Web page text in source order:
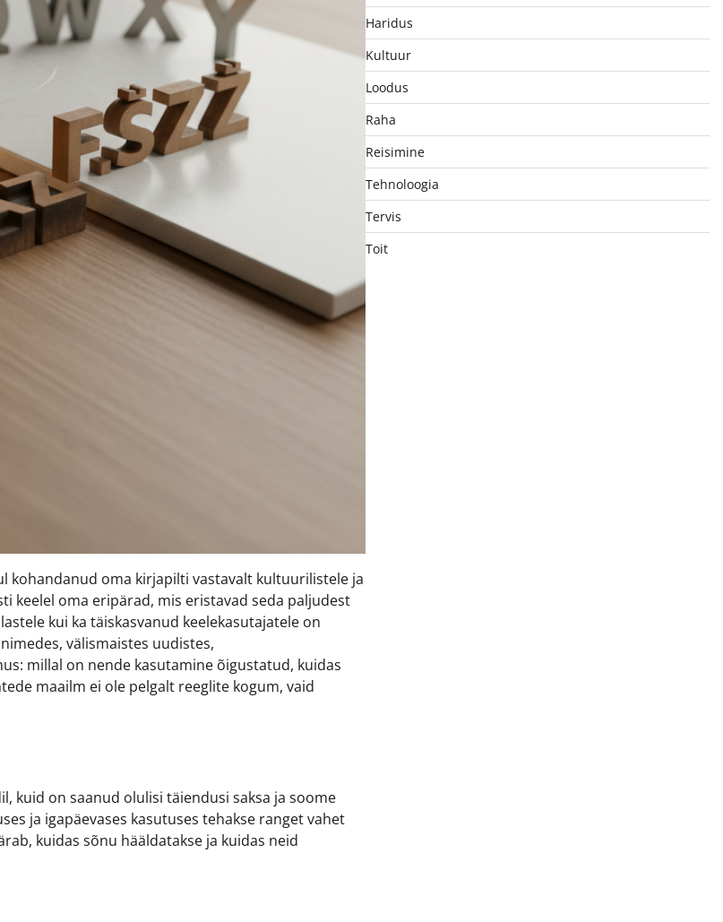
kohandanud oma kirjapilti vastavalt kultuurilistele ja
keelel oma eripärad, mis eristavad seda paljudest
kui ka täiskasvanud keelekasutajatele on
välismaistes uudistes,
millal on nende kasutamine õigustatud, kuidas
maailm ei ole pelgalt reeglite kogum, vaid
kuid on saanud olulisi täiendusi saksa ja soome
ja igapäevases kasutuses tehakse ranget vahet
kuidas sõnu hääldatakse ja kuidas neid
Haridus
Kultuur
Loodus
Raha
Reisimine
Tehnoloogia
Tervis
Toit